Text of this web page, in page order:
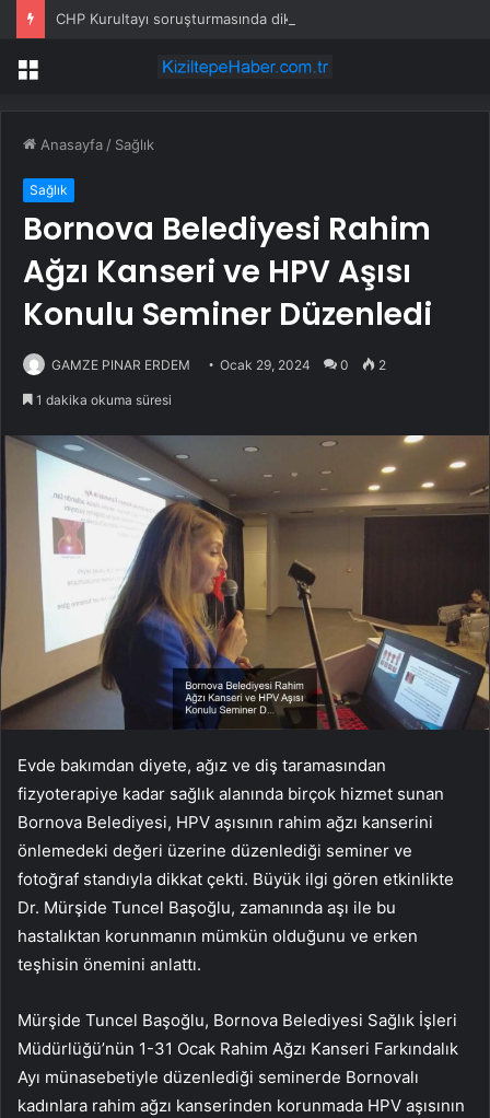
Menü
Anasayfa / Sağlık
Sağlık
Bornova Belediyesi Rahim
Ağzı Kanseri ve HPV Aşısı
Konulu Seminer Düzenledi
GAMZE PINAR ERDEM Ocak 29, 2024 0 2
1 dakika okuma süresi
Evde bakımdan diyete, ağız ve diş taramasından
fizyoterapiye kadar sağlık alanında birçok hizmet sunan
Bornova Belediyesi, HPV aşısının rahim ağzı kanserini
önlemedeki değeri üzerine düzenlediği seminer ve
fotoğraf standıyla dikkat çekti. Büyük ilgi gören etkinlikte
Dr. Mürşide Tuncel Başoğlu, zamanında aşı ile bu
hastalıktan korunmanın mümkün olduğunu ve erken
teşhisin önemini anlattı.
Mürşide Tuncel Başoğlu, Bornova Belediyesi Sağlık İşleri
Müdürlüğü’nün 1-31 Ocak Rahim Ağzı Kanseri Farkındalık
Ayı münasebetiyle düzenlediği seminerde Bornovalı
kadınlara rahim ağzı kanserinden korunmada HPV aşısının